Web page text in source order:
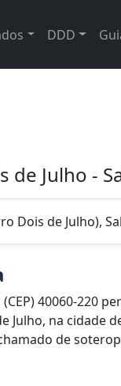
DDD
de Julho -
Dois de Julho),
40060-220
na cidade
de